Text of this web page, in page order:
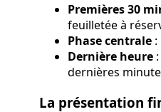
Premières 30
feuilletée à
Phase centrale
Dernière heure
dernières
La présentation